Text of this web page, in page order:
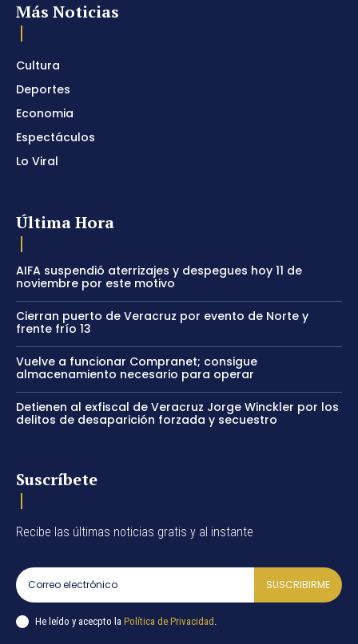
Más Noticias
Cultura
Deportes
Economia
Espectáculos
Lo Viral
Última Hora
AIFA suspendió aterrizajes y despegues hoy 11 de
noviembre por este motivo
Cierran puerto de Veracruz por evento de Norte y
frente frío 13
Vuelve a funcionar Compranet; consigue
almacenamiento necesario para operar
Detienen al exfiscal de Veracruz Jorge Winckler por los
delitos de desaparición forzada y secuestro
Suscríbete
Recibe las últimas noticias gratis y al instante
SUSCRIBIRME
He leído y acecpto la Política de Privacidad